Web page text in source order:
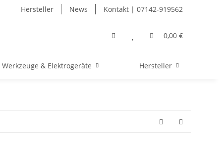
Hersteller News Kontakt | 07142-919562
0,00 €
Werkzeuge & Elektrogeräte Hersteller